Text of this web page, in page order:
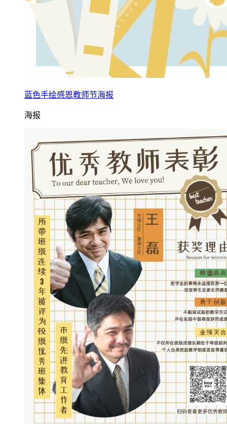
蓝色手绘感恩教师节海报
海报